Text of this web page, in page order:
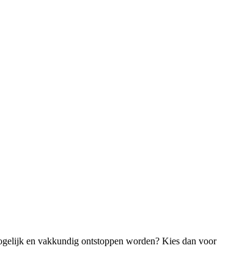
en vakkundig ontstoppen worden? Kies dan voor